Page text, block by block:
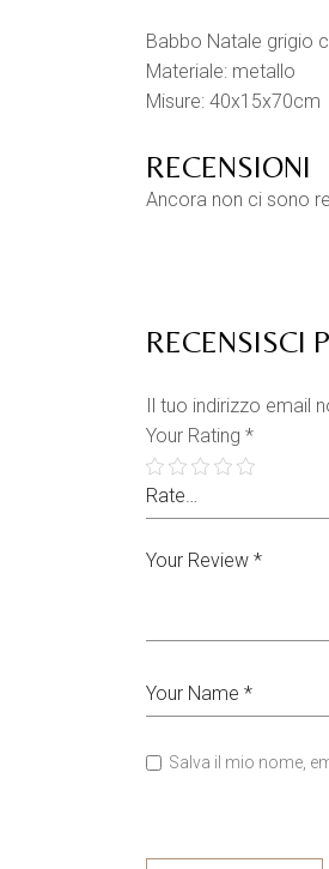
Babbo Natale grigio
Materiale: metallo
Misure: 40x15x70cm
RECENSIONI
Ancora non ci sono
RECENSISCI
Il tuo indirizzo email
Your Rating *
Salva il mio nome,